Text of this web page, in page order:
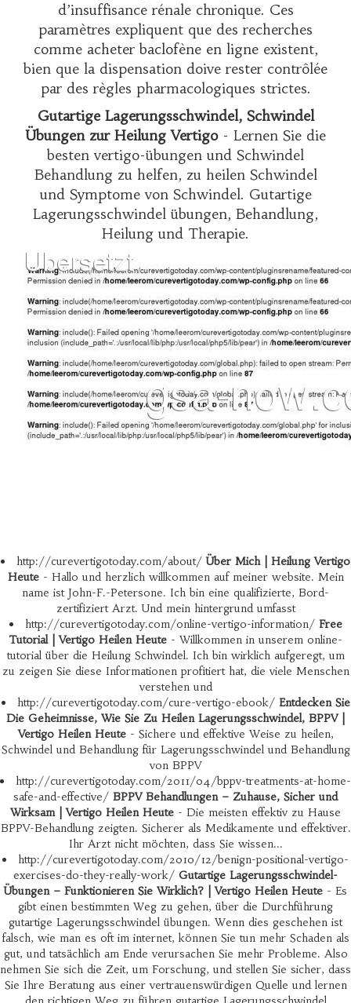
d’insuffisance rénale chronique. Ces
paramètres expliquent que des recherches
comme acheter baclofène en ligneexistent,
bien que la dispensation doive rester contrôlée
par des règles pharmacologiques strictes.
Gutartige Lagerungsschwindel, Schwindel
Übungen zur Heilung Vertigo- Lernen Sie die
besten vertigo-übungen und Schwindel
Behandlung zu helfen, zu heilen Schwindel
und Symptome von Schwindel. Gutartige
Lagerungsschwindel übungen, Behandlung,
Heilung und Therapie.
http://curevertigotoday.com/about/Über Mich | Heilung Vertigo
Heute- Hallo und herzlich willkommen auf meiner website. Mein
name ist John-F.-Petersone. Ich bin eine qualifizierte, Bord-
zertifiziert Arzt. Und mein hintergrund umfasst
http://curevertigotoday.com/online-vertigo-information/ Free
Tutorial | Vertigo Heilen Heute - Willkommen in unserem online-
tutorial über die Heilung Schwindel. Ich bin wirklich aufgeregt, um
zu zeigen Sie diese Informationen profitiert hat, die viele Menschen
verstehen und
http://curevertigotoday.com/cure-vertigo-ebook/ Entdecken Sie
Die Geheimnisse, Wie Sie Zu Heilen Lagerungsschwindel, BPPV |
Vertigo Heilen Heute- Sichere und effektive Weise zu heilen,
Schwindel und Behandlung für Lagerungsschwindel und Behandlung
von BPPV
http://curevertigotoday.com/2011/04/bppv-treatments-at-home-
safe-and-effective/ BPPV Behandlungen – Zuhause, Sicher und
Wirksam | Vertigo Heilen Heute - Die meisten effektiv zu Hause
BPPV-Behandlung zeigten. Sicherer als Medikamente und effektiver.
Ihr Arzt nicht möchten, dass Sie wissen...
http://curevertigotoday.com/2010/12/benign-positional-vertigo-
exercises-do-they-really-work/ Gutartige Lagerungsschwindel-
Übungen – Funktionieren Sie Wirklich? | Vertigo Heilen Heute - Es
gibt einen bestimmten Weg zu gehen, über die Durchführung
gutartige Lagerungsschwindel übungen. Wenn dies geschehen ist
falsch, wie man es oft im internet, können Sie tun mehr Schaden als
gut, und tatsächlich am Ende verursachen Sie mehr Probleme. Also
nehmen Sie sich die Zeit, um Forschung, und stellen Sie sicher, dass
Sie Ihre Beratung aus einer vertrauenswürdigen Quelle und lernen